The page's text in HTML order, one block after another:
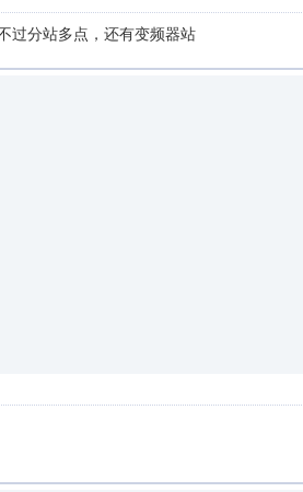
过分站多点，还有变频器站